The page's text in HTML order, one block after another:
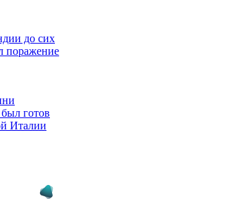
до сих
поражение
готов
Италии